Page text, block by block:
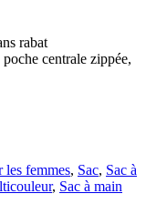
rabat
centrale zippée,
les femmes, Sac, Sac à
, Sac à main